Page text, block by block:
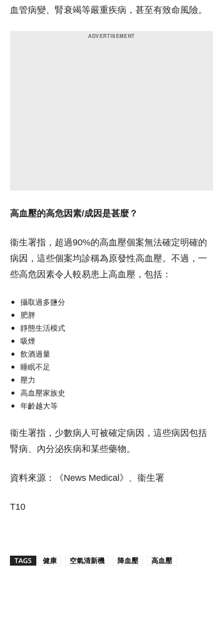
血管病變、腎衰竭等嚴重疾病，甚至有致命風險。
高血壓的高危因素/成因是甚麼？
衞生署指，超過90%的高血壓個案無法確定明確的
病因，這些個案均診稱為原發性高血壓。不過，一
些高危因素令人較易患上高血壓，包括：
攝取過多鹽分
肥胖
靜態生活模式
吸煙
飲酒過量
睡眠不足
壓力
高血壓家族史
年齡越大等
衞生署指，少數病人可被確定病因，這些病因包括
腎病、內分泌疾病和某些藥物。
資料來源：《News Medical》、衞生署
T10
TAGS 健康 空氣清新機 降血壓 高血壓